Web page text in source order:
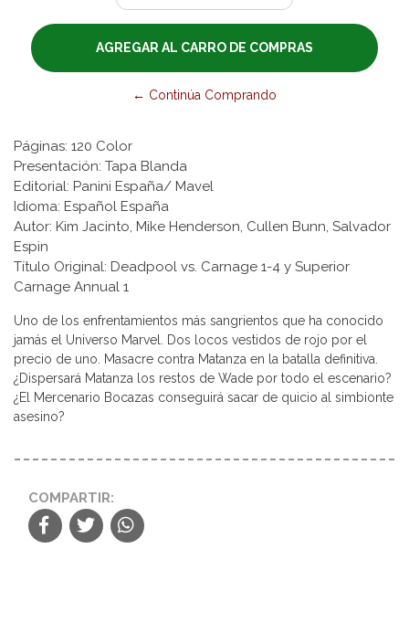
← Continúa Comprando
Páginas: 120 Color
Presentación: Tapa Blanda
Editorial: Panini España/ Mavel
Idioma: Español España
Autor: Kim Jacinto, Mike Henderson, Cullen Bunn, Salvador
Espin
Título Original: Deadpool vs. Carnage 1-4 y Superior
Carnage Annual 1
Uno de los enfrentamientos más sangrientos que ha conocido
jamás el Universo Marvel. Dos locos vestidos de rojo por el
precio de uno. Masacre contra Matanza en la batalla definitiva.
¿Dispersará Matanza los restos de Wade por todo el escenario?
¿El Mercenario Bocazas conseguirá sacar de quicio al simbionte
asesino?
COMPARTIR: